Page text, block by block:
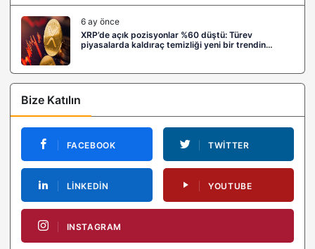
6 ay önce
XRP’de açık pozisyonlar %60 düştü: Türev
piyasalarda kaldıraç temizliği yeni bir trendin
Bize Katılın
FACEBOOK TWITTER
LINKEDIN YOUTUBE
INSTAGRAM